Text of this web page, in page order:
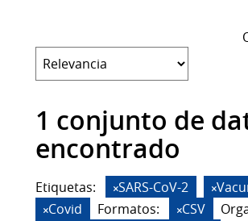
1 conjunto de
encontrado
Etiquetas: SARS-CoV-2
Covid
Formatos: CSV